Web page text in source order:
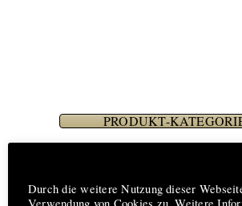
PRODUKT-
01. Pendants Steine-Mineralien
Durch die weitere Nutzung dieser